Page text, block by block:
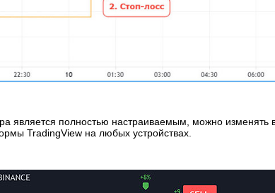
является полностью настраиваемым, можно изменять
TradingView на любых устройствах.